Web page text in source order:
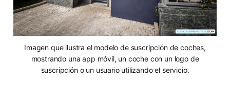
Imagen que ilustra el modelo de suscripción de coches,
mostrando una app móvil, un coche con un logo de
suscripción o un usuario utilizando el servicio.